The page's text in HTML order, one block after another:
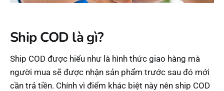
Ship COD là gì?
Ship COD được hiểu như là hình thức giao hàng mà
người mua sẽ được nhận sản phẩm trước sau đó mới
cần trả tiền. Chính vì điểm khác biệt này nên ship COD